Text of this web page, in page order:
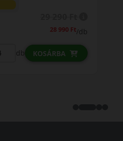
28 990 Ft/db
db KOSÁRBA